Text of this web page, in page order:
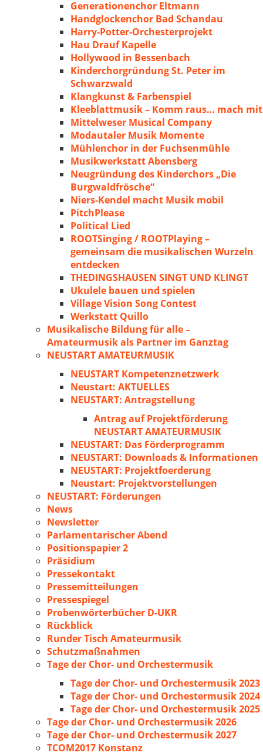
Generationenchor Eltmann
Handglockenchor Bad Schandau
Harry-Potter-Orchesterprojekt
Hau Drauf Kapelle
Hollywood in Bessenbach
Kinderchorgründung St. Peter im
Schwarzwald
Klangkunst & Farbenspiel
Kleeblattmusik – Komm raus… mach mit
Mittelweser Musical Company
Modautaler Musik Momente
Mühlenchor in der Fuchsenmühle
Musikwerkstatt Abensberg
Neugründung des Kinderchors „Die
Burgwaldfrösche“
Niers-Kendel macht Musik mobil
PitchPlease
Political Lied
ROOTSinging / ROOTPlaying –
gemeinsam die musikalischen Wurzeln
entdecken
THEDINGSHAUSEN SINGT UND KLINGT
Ukulele bauen und spielen
Village Vision Song Contest
Werkstatt Quillo
Musikalische Bildung für alle –
Amateurmusik als Partner im Ganztag
NEUSTART AMATEURMUSIK
NEUSTART Kompetenznetzwerk
Neustart: AKTUELLES
NEUSTART: Antragstellung
Antrag auf Projektförderung
NEUSTART AMATEURMUSIK
NEUSTART: Das Förderprogramm
NEUSTART: Downloads & Informationen
NEUSTART: Projektfoerderung
Neustart: Projektvorstellungen
NEUSTART: Förderungen
News
Newsletter
Parlamentarischer Abend
Positionspapier 2
Präsidium
Pressekontakt
Pressemitteilungen
Pressespiegel
Probenwörterbücher D-UKR
Rückblick
Runder Tisch Amateurmusik
Schutzmaßnahmen
Tage der Chor- und Orchestermusik
Tage der Chor- und Orchestermusik 2023
Tage der Chor- und Orchestermusik 2024
Tage der Chor- und Orchestermusik 2025
Tage der Chor- und Orchestermusik 2026
Tage der Chor- und Orchestermusik 2027
TCOM2017 Konstanz